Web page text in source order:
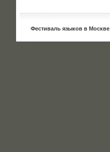
Фестиваль языков в Москве